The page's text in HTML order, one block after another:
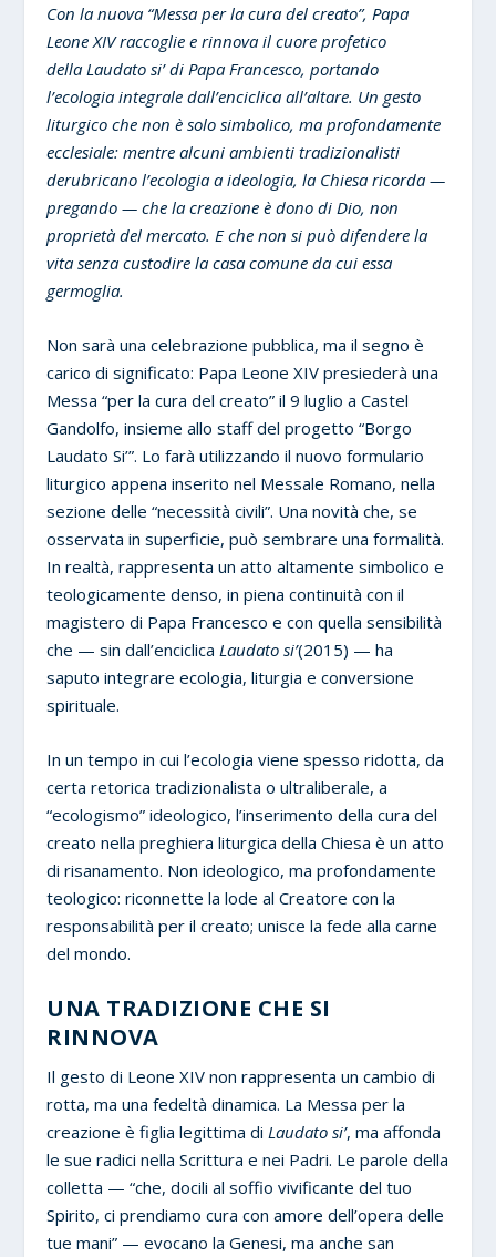
Con la nuova “Messa per la cura del creato”, Papa
Leone XIV raccoglie e rinnova il cuore profetico
della Laudato si’ di Papa Francesco, portando
l’ecologia integrale dall’enciclica all’altare. Un gesto
liturgico che non è solo simbolico, ma profondamente
ecclesiale: mentre alcuni ambienti tradizionalisti
derubricano l’ecologia a ideologia, la Chiesa ricorda —
pregando — che la creazione è dono di Dio, non
proprietà del mercato. E che non si può difendere la
vita senza custodire la casa comune da cui essa
germoglia.
Non sarà una celebrazione pubblica, ma il segno è
carico di significato: Papa Leone XIV presiederà una
Messa “per la cura del creato” il 9 luglio a Castel
Gandolfo, insieme allo staff del progetto “Borgo
Laudato Si’”. Lo farà utilizzando il nuovo formulario
liturgico appena inserito nel Messale Romano, nella
sezione delle “necessità civili”. Una novità che, se
osservata in superficie, può sembrare una formalità.
In realtà, rappresenta un atto altamente simbolico e
teologicamente denso, in piena continuità con il
magistero di Papa Francesco e con quella sensibilità
che — sin dall’enciclica Laudato si’(2015) — ha
saputo integrare ecologia, liturgia e conversione
spirituale.
In un tempo in cui l’ecologia viene spesso ridotta, da
certa retorica tradizionalista o ultraliberale, a
“ecologismo” ideologico, l’inserimento della cura del
creato nella preghiera liturgica della Chiesa è un atto
di risanamento. Non ideologico, ma profondamente
teologico: riconnette la lode al Creatore con la
responsabilità per il creato; unisce la fede alla carne
del mondo.
UNA TRADIZIONE CHE SI
RINNOVA
Il gesto di Leone XIV non rappresenta un cambio di
rotta, ma una fedeltà dinamica. La Messa per la
creazione è figlia legittima di Laudato si’, ma affonda
le sue radici nella Scrittura e nei Padri. Le parole della
colletta — “che, docili al soffio vivificante del tuo
Spirito, ci prendiamo cura con amore dell’opera delle
tue mani” — evocano la Genesi, ma anche san